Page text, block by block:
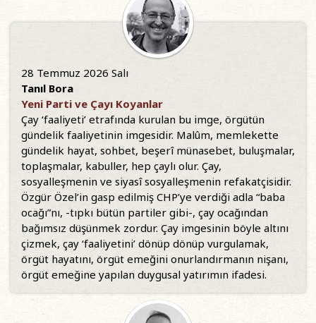
28 Temmuz 2026 Salı
Tanıl Bora
Yeni Parti ve Çayı Koyanlar
Çay ‘faaliyeti’ etrafında kurulan bu imge, örgütün
gündelik faaliyetinin imgesidir. Malûm, memlekette
gündelik hayat, sohbet, beşerî münasebet, buluşmalar,
toplaşmalar, kabuller, hep çaylı olur. Çay,
sosyalleşmenin ve siyasî sosyalleşmenin refakatçisidir.
Özgür Özel’in gasp edilmiş CHP’ye verdiği adla “baba
ocağı”nı, -tıpkı bütün partiler gibi-, çay ocağından
bağımsız düşünmek zordur. Çay imgesinin böyle altını
çizmek, çay ‘faaliyetini’ dönüp dönüp vurgulamak,
örgüt hayatını, örgüt emeğini onurlandırmanın nişanı,
örgüt emeğine yapılan duygusal yatırımın ifadesi.